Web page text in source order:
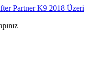
Partner K9 2018 Üzeri